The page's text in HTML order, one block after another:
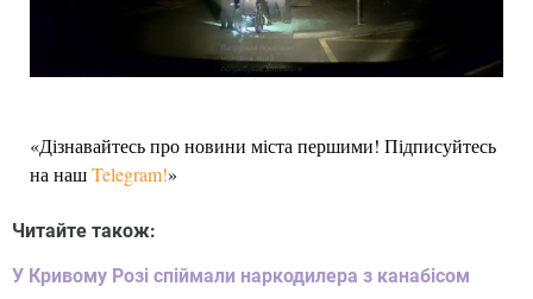
«Дізнавайтесь про новини міста першими! Підписуйтесь
на нашTelegram!»
Читайте також:
У Кривому Розі спіймали наркодилера з канабісом